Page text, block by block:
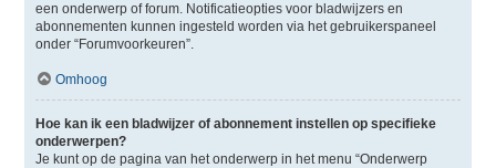
een onderwerp of forum. Notificatieopties voor bladwijzers en
abonnementen kunnen ingesteld worden via het gebruikerspaneel
onder “Forumvoorkeuren”.
Omhoog
Hoe kan ik een bladwijzer of abonnement instellen op specifieke
onderwerpen?
Je kunt op de pagina van het onderwerp in het menu “Onderwerp